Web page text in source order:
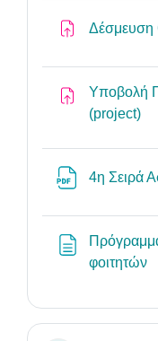
Δέσμευση
Υποβολή
(project)
4η Σειρά
φοιτητών